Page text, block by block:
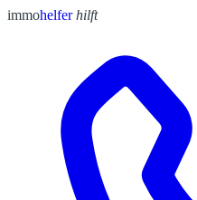
immohelfer hilft